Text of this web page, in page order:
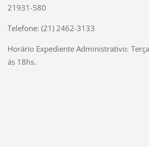
21931-580
Telefone: (21) 2462-3133
Horário Expediente Administrativo:
ás 18hs.